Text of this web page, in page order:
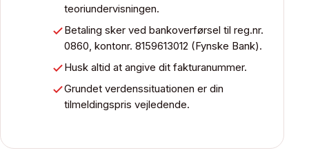
teoriundervisningen.
Betaling sker ved bankoverførsel til reg.nr.
0860, kontonr. 8159613012 (Fynske Bank).
Husk altid at angive dit fakturanummer.
Grundet verdenssituationen er din
tilmeldingspris vejledende.